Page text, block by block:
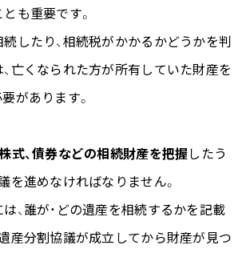
も重要です。
したり、相続税がかかるかどうかを判
亡くなられた方が所有していた財産を
があります。
式、債券などの相続財産を把握したう
を進めなければなりません。
、誰が・どの遺産を相続するかを記載
産分割協議が成立してから財産が見つ